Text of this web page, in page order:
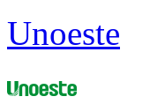
Unoeste